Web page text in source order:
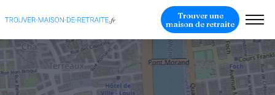
Trouver une
maison de retraite